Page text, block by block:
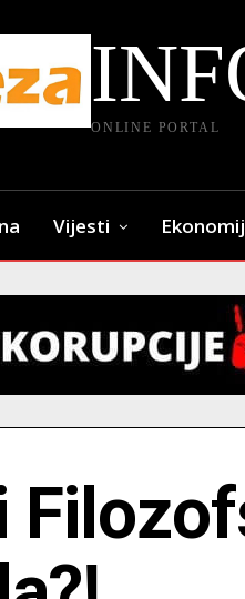
ONLINE PORTAL
Vijesti